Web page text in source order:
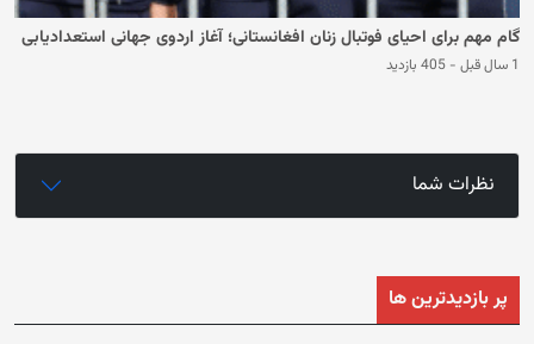
گام مهم برای احیای فوتبال زنان افغانستانی؛ آغاز اردوی جهانی استعدادیابی
1 سال قبل - 405 بازدید
نظرات شما
پر بازدیدترین ها